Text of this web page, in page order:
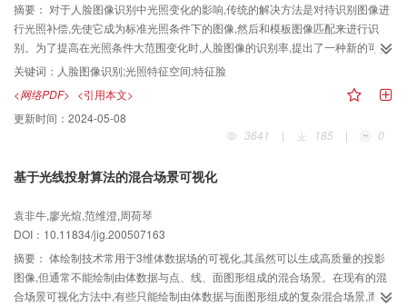
摘要： 对于人脸图像识别中光照变化的影响,传统的解决方法是对待识别图像进
行光照补偿,先使它成为标准光照条件下的图像,然后和模板图像匹配来进行识
别。为了提高在光照条件大范围变化时,人脸图像的识别率,提出了一种新的可变
光照条件下的人脸图像识别方法。该方法首先利用在9个基本光照方向下分别获
得的9幅图像来构成人脸光照特征空间,再通过这个光照特征空间,将图像库中的
人脸图像变换成与待识别图像具有相同光照条件的图像,并将其作为模板图像;然
后利用特征脸方法进行识别。实验结果表明,这种方法不仅能够有效地解决人脸
识别中由于光照变化影响所造成的识别率下降的问题,而且对于光照条件大范围
关键词： 人脸图像识别;光照特征空间;特征脸
<网络PDF> <引用本文>
更新时间： 2024-05-08
3641
| 185 | 0
基于光线投射算法的混合场景可视化
袁非牛,廖光煊,范维澄,周荷琴
DOI：10.11834/jig.200507163
摘要： 体绘制技术常用于3维体数据场的可视化,其虽然可以生成高质量的投影
图像,但通常不能绘制由体数据与点、线、面图形组成的混合场景。在现有的混
合场景可视化方法中,有些只能绘制由体数据与面图形组成的复杂混合场景,而不